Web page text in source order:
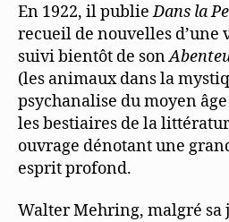
En 1922, il publieDans la
recueil de nouvelles d’une
suivi bientôt de son
(les animaux dans la
psychanalise du moyen âge
les bestiaires de la
ouvrage dénotant une
esprit profond.
Walter Mehring, malgré sa